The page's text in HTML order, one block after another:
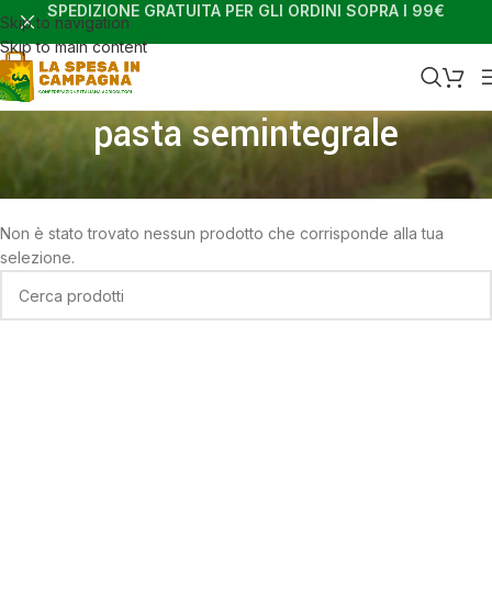
Skip to navigation
Skip to main content
SPEDIZIONE GRATUITA PER GLI ORDINI SOPRA I 99€
pasta semintegrale
Home Shop
Non è stato trovato nessun prodotto che corrisponde alla tua
selezione.